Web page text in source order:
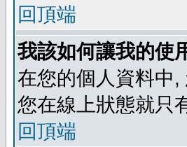
回頂端
我該如何讓我的使
在您的個人資料中
您在線上狀態就只
回頂端